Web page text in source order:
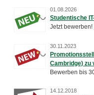
01.08.2026
Studentische
Jetzt bewerben!
30.11.2023
Cambridge) zu
Bewerben bis
14.12.2018